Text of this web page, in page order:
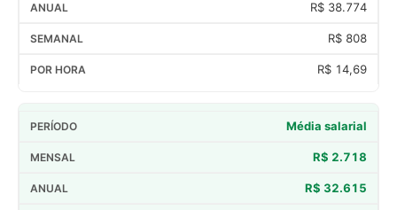
R$ 38.774
R$ 808
R$ 14,69
Média salarial
R$ 2.718
R$ 32.615